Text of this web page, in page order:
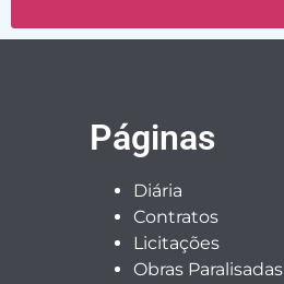
Páginas
Diária
Contratos
Licitações
Obras Paralisadas